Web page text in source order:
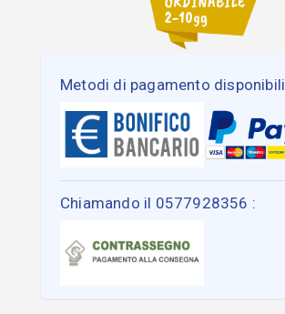
Metodi di pagamento disponibili
Chiamando il 0577928356 :